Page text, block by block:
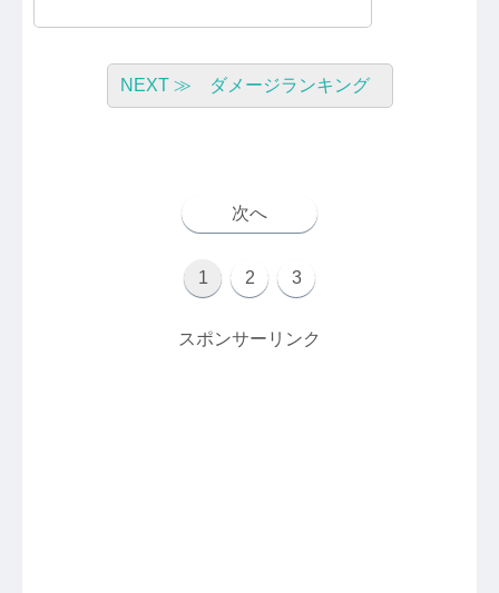
NEXT ≫ ダメージランキング
次へ
1 2 3
スポンサーリンク